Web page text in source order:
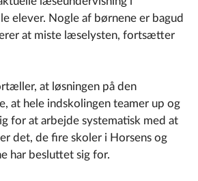
elever. Nogle af børnene er bagud
at miste læselysten, fortsætter
at løsningen på den
at hele indskolingen teamer up og
for at arbejde systematisk med at
det, de fire skoler i Horsens og
har besluttet sig for.